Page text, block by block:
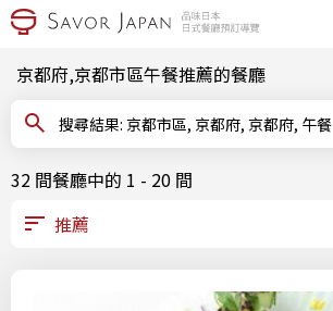
京都府,京都市區午餐推薦的餐廳
搜尋結果: 京都市區, 京都府, 京都府, 午餐
32 間餐廳中的 1 - 20 間